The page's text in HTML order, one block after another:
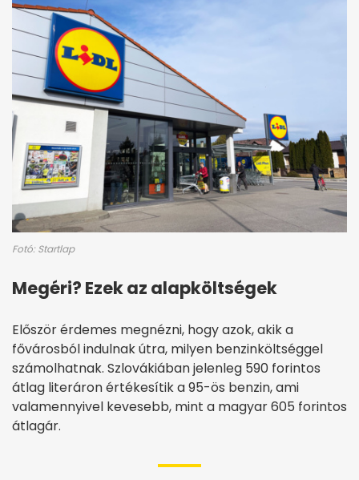
Fotó: Startlap
Megéri? Ezek az alapköltségek
Először érdemes megnézni, hogy azok, akik a
fővárosból indulnak útra, milyen benzinköltséggel
számolhatnak. Szlovákiában jelenleg 590 forintos
átlag literáron értékesítik a 95-ös benzin, ami
valamennyivel kevesebb, mint a magyar 605 forintos
átlagár.